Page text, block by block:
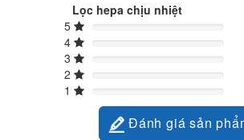
Lọc hepa chịu nhiệt
5
4
3
2
1
Đánh giá sản